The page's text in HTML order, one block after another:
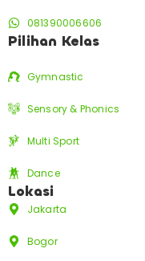
081390006606
Pilihan Kelas
Gymnastic
Sensory & Phonics
Multi Sport
Dance
Lokasi
Jakarta
Bogor